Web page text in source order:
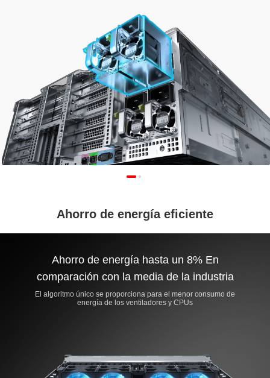
Ahorro de energía eficiente
Ahorro de energía hasta un 8% En
comparación con la media de la industria
El algoritmo único se proporciona para el menor consumo de
energía de los ventiladores y CPUs